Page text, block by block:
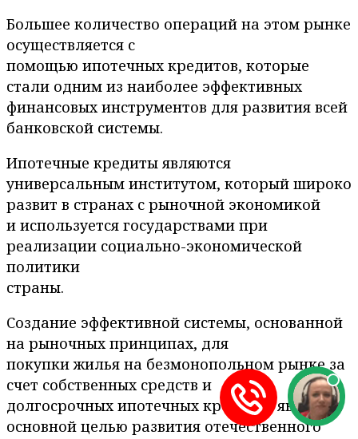
Большее количество операций на этом рынке
осуществляется с
помощью ипотечных кредитов, которые
стали одним из наиболее эффективных
финансовых инструментов для развития всей
банковской системы.
Ипотечные кредиты являются
универсальным институтом, который широко
развит в странах с рыночной экономикой
и используется государствами при
реализации социально-экономической
политики
страны.
Создание эффективной системы, основанной
на рыночных принципах, для
покупки жилья на безмонопольном рынке за
счет собственных средств и
долгосрочных ипотечных кредитов является
основной целью развития отечественного